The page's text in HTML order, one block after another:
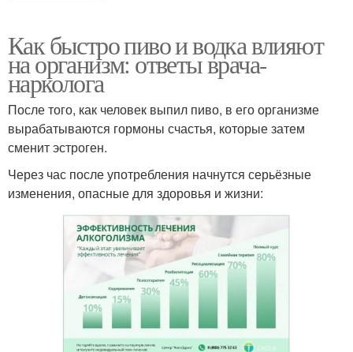
Как быстро пиво и водка влияют
на организм: ответы врача-
нарколога
После того, как человек выпил пиво, в его организме
вырабатываются гормоны счастья, которые затем
сменит эстроген.
Через час после употребления начнутся серьёзные
изменения, опасные для здоровья и жизни: